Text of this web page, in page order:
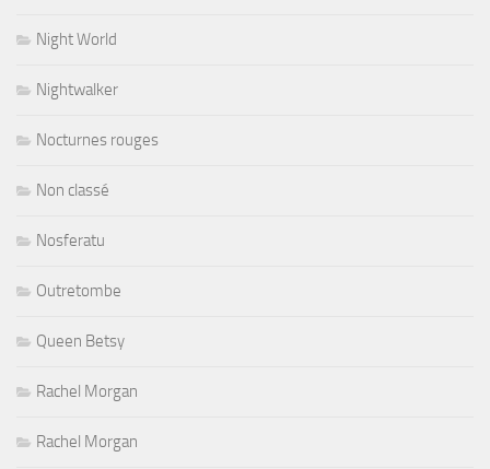
Night World
Nightwalker
Nocturnes rouges
Non classé
Nosferatu
Outretombe
Queen Betsy
Rachel Morgan
Rachel Morgan